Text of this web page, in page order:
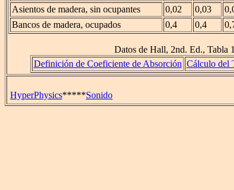
Asientos de madera, sin ocupantes
0,02 0,03
Bancos de madera, ocupados
0,4 0,4
Datos de Hall, 2nd. Ed., Tabla
Definición de Coeficiente de Absorción Cálculo del
HyperPhysics*****Sonido